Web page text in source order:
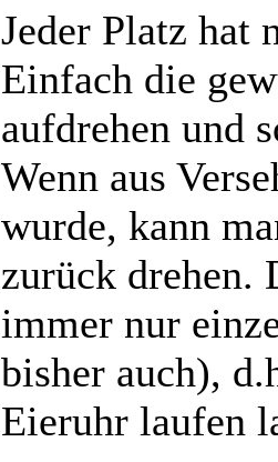
Jeder Platz hat
Einfach die
aufdrehen und
Wenn aus
wurde, kann
zurück drehen.
immer nur
bisher auch),
Eieruhr laufen